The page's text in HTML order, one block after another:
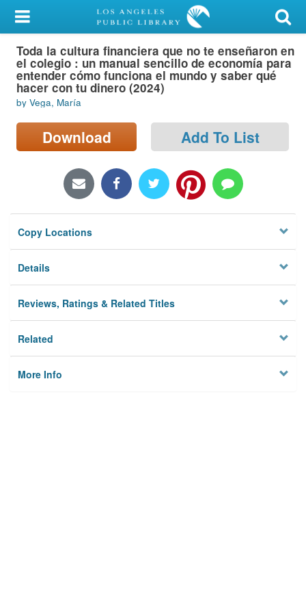
My Account
Library Card
Sign In
Search
Locations/Hours (external
Toda la cultura financiera que no te enseñaron en
el colegio : un manual sencillo de economía para
entender cómo funciona el mundo y saber qué
hacer con tu dinero (2024)
by Vega, María
Download Add To List
Copy Locations
Details
Reviews, Ratings & Related Titles
Related
More Info